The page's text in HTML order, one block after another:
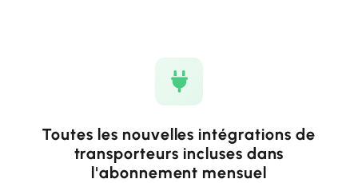
Toutes les nouvelles intégrations de
transporteurs incluses dans
l'abonnement mensuel